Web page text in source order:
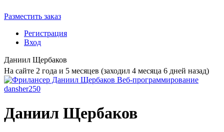
Разместить заказ
Регистрация
Вход
Даниил Щербаков
На сайте 2 года и 5 месяцев (заходил 4 месяца 6 дней назад)
Даниил Щербаков